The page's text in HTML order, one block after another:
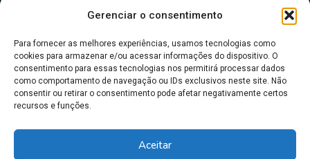
Gerenciar o consentimento
Para fornecer as melhores experiências, usamos tecnologias como
cookies para armazenar e/ou acessar informações do dispositivo. O
consentimento para essas tecnologias nos permitirá processar dados
como comportamento de navegação ou IDs exclusivos neste site. Não
consentir ou retirar o consentimento pode afetar negativamente certos
recursos e funções.
Aceitar
Política de Privacidade
Acessibilidade
Acessibilidade